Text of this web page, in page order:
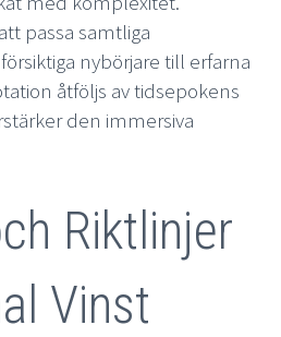
passa samtliga
nybörjare till erfarna
åtföljs av tidsepokens
den immersiva
Riktlinjer
Vinst